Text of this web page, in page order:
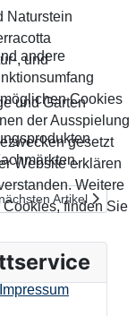
Naturstein
, und
und Garten
für Terrassen &
Beitrag: Was tun
Artikel
andere
Cookies
der Ausspielung
gesetzt
Website erklären
Weitere
Cookies, finden Sie
Impressum